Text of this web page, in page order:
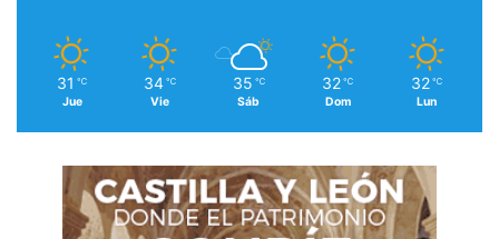
31 ℃
Jue
34 ℃
Vie
35 ℃
Sáb
32 ℃
Dom
32 ℃
Lun